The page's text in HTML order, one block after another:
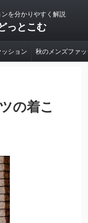
を分かりやすく解説
っとこむ
ション 秋のメンズファ
の着こ